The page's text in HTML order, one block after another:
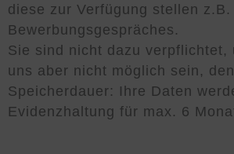
diese zur Verfügung stellen
Bewerbungsgespräches.
Sie sind nicht dazu verpflichtet,
uns aber nicht möglich sein,
Speicherdauer: Ihre Daten
Evidenzhaltung für max. 6